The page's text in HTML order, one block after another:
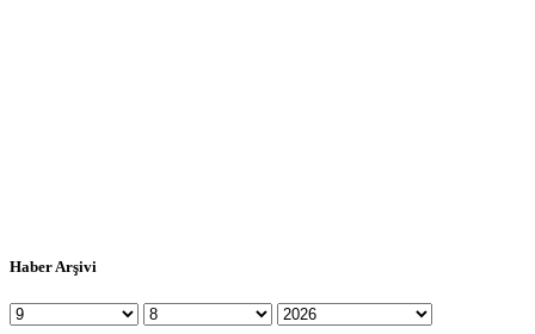
Haber Arşivi